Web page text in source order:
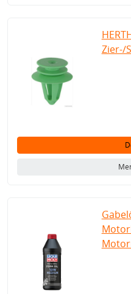
Zier-/